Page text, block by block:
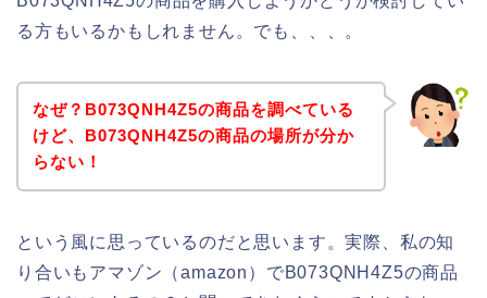
る方もいるかもしれません。でも、、、。
なぜ？B073QNH4Z5の商品を調べている
けど、B073QNH4Z5の商品の場所が分か
らない！
という風に思っているのだと思います。実際、私の知
り合いもアマゾン（amazon）でB073QNH4Z5の商品